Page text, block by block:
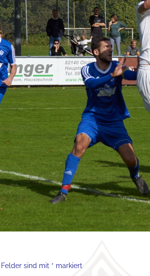
sind mit * markiert